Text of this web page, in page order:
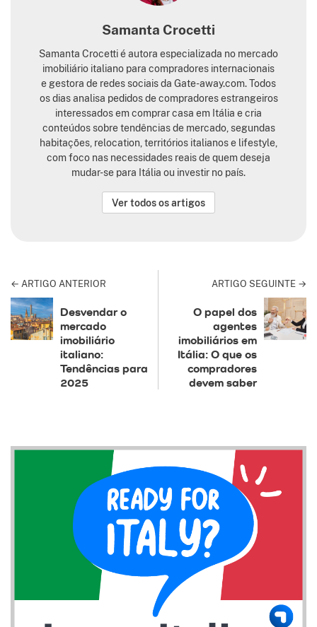
Samanta Crocetti
Samanta Crocetti é autora especializada no mercado
imobiliário italiano para compradores internacionais
e gestora de redes sociais da Gate-away.com. Todos
os dias analisa pedidos de compradores estrangeiros
interessados em comprar casa em Itália e cria
conteúdos sobre tendências de mercado, segundas
habitações, relocation, territórios italianos e lifestyle,
com foco nas necessidades reais de quem deseja
mudar-se para Itália ou investir no país.
Ver todos os artigos
← ARTIGO ANTERIOR
Desvendar o
mercado
imobiliário
italiano:
Tendências para
2025
ARTIGO SEGUINTE →
O papel dos
agentes
imobiliários em
Itália: O que os
compradores
devem saber